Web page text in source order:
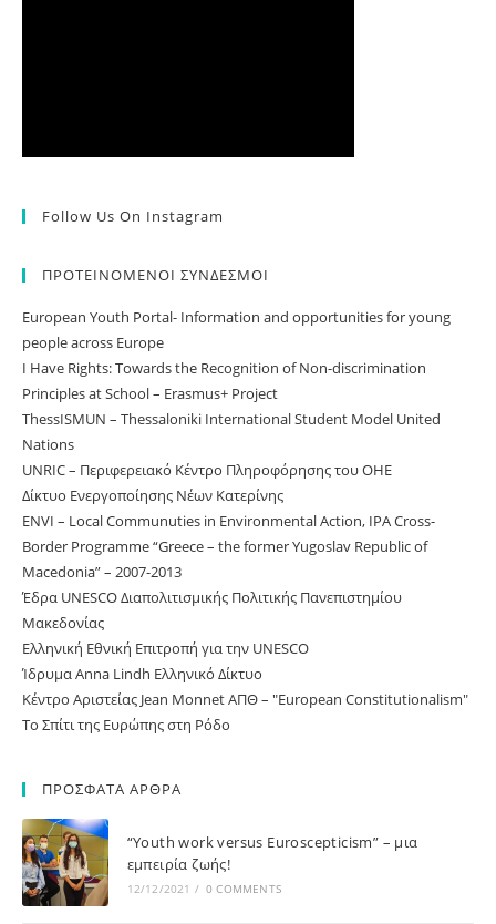
Follow Us On Instagram
ΠΡΟΤΕΙΝΟΜΕΝΟΙ ΣΥΝΔΕΣΜΟΙ
European Youth Portal- Information and opportunities for young
people across Europe
I Have Rights: Towards the Recognition of Non-discrimination
Principles at School – Erasmus+ Project
ThessISMUN – Thessaloniki International Student Model United
Nations
UNRIC – Περιφερειακό Κέντρο Πληροφόρησης του ΟΗΕ
Δίκτυο Ενεργοποίησης Νέων Κατερίνης
ΕNVI – Local Communuties in Environmental Action, IPA Cross-
Border Programme “Greece – the former Yugoslav Republic of
Macedonia” – 2007-2013
Έδρα UNESCO Διαπολιτισμικής Πολιτικής Πανεπιστημίου
Μακεδονίας
Ελληνική Εθνική Επιτροπή για την UNESCO
Ίδρυμα Anna Lindh Ελληνικό Δίκτυο
Κέντρο Αριστείας Jean Monnet ΑΠΘ – "European Constitutionalism"
Το Σπίτι της Ευρώπης στη Ρόδο
ΠΡΟΣΦΑΤΑ ΑΡΘΡΑ
“Youth work versus Euroscepticism” – μια
εμπειρία ζωής!
12/12/2021 / 0 COMMENTS